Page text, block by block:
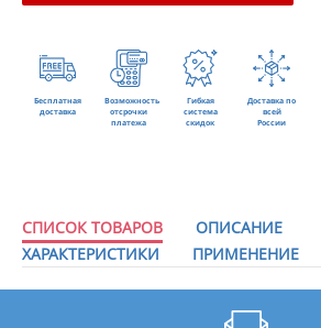
Бесплатная
доставка
Возможность
отсрочки
платежа
Гибкая
система
скидок
Доставка по
всей
России
СПИСОК ТОВАРОВ
ОПИСАНИЕ
ХАРАКТЕРИСТИКИ
ПРИМЕНЕНИЕ